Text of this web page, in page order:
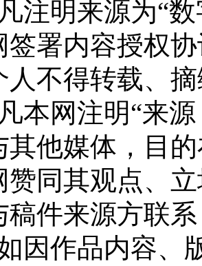
注明来源为“
签署内容授权
人不得转载、
本网注明“来
其他媒体，目
赞同其观点、
稿件来源方联
因作品内容、